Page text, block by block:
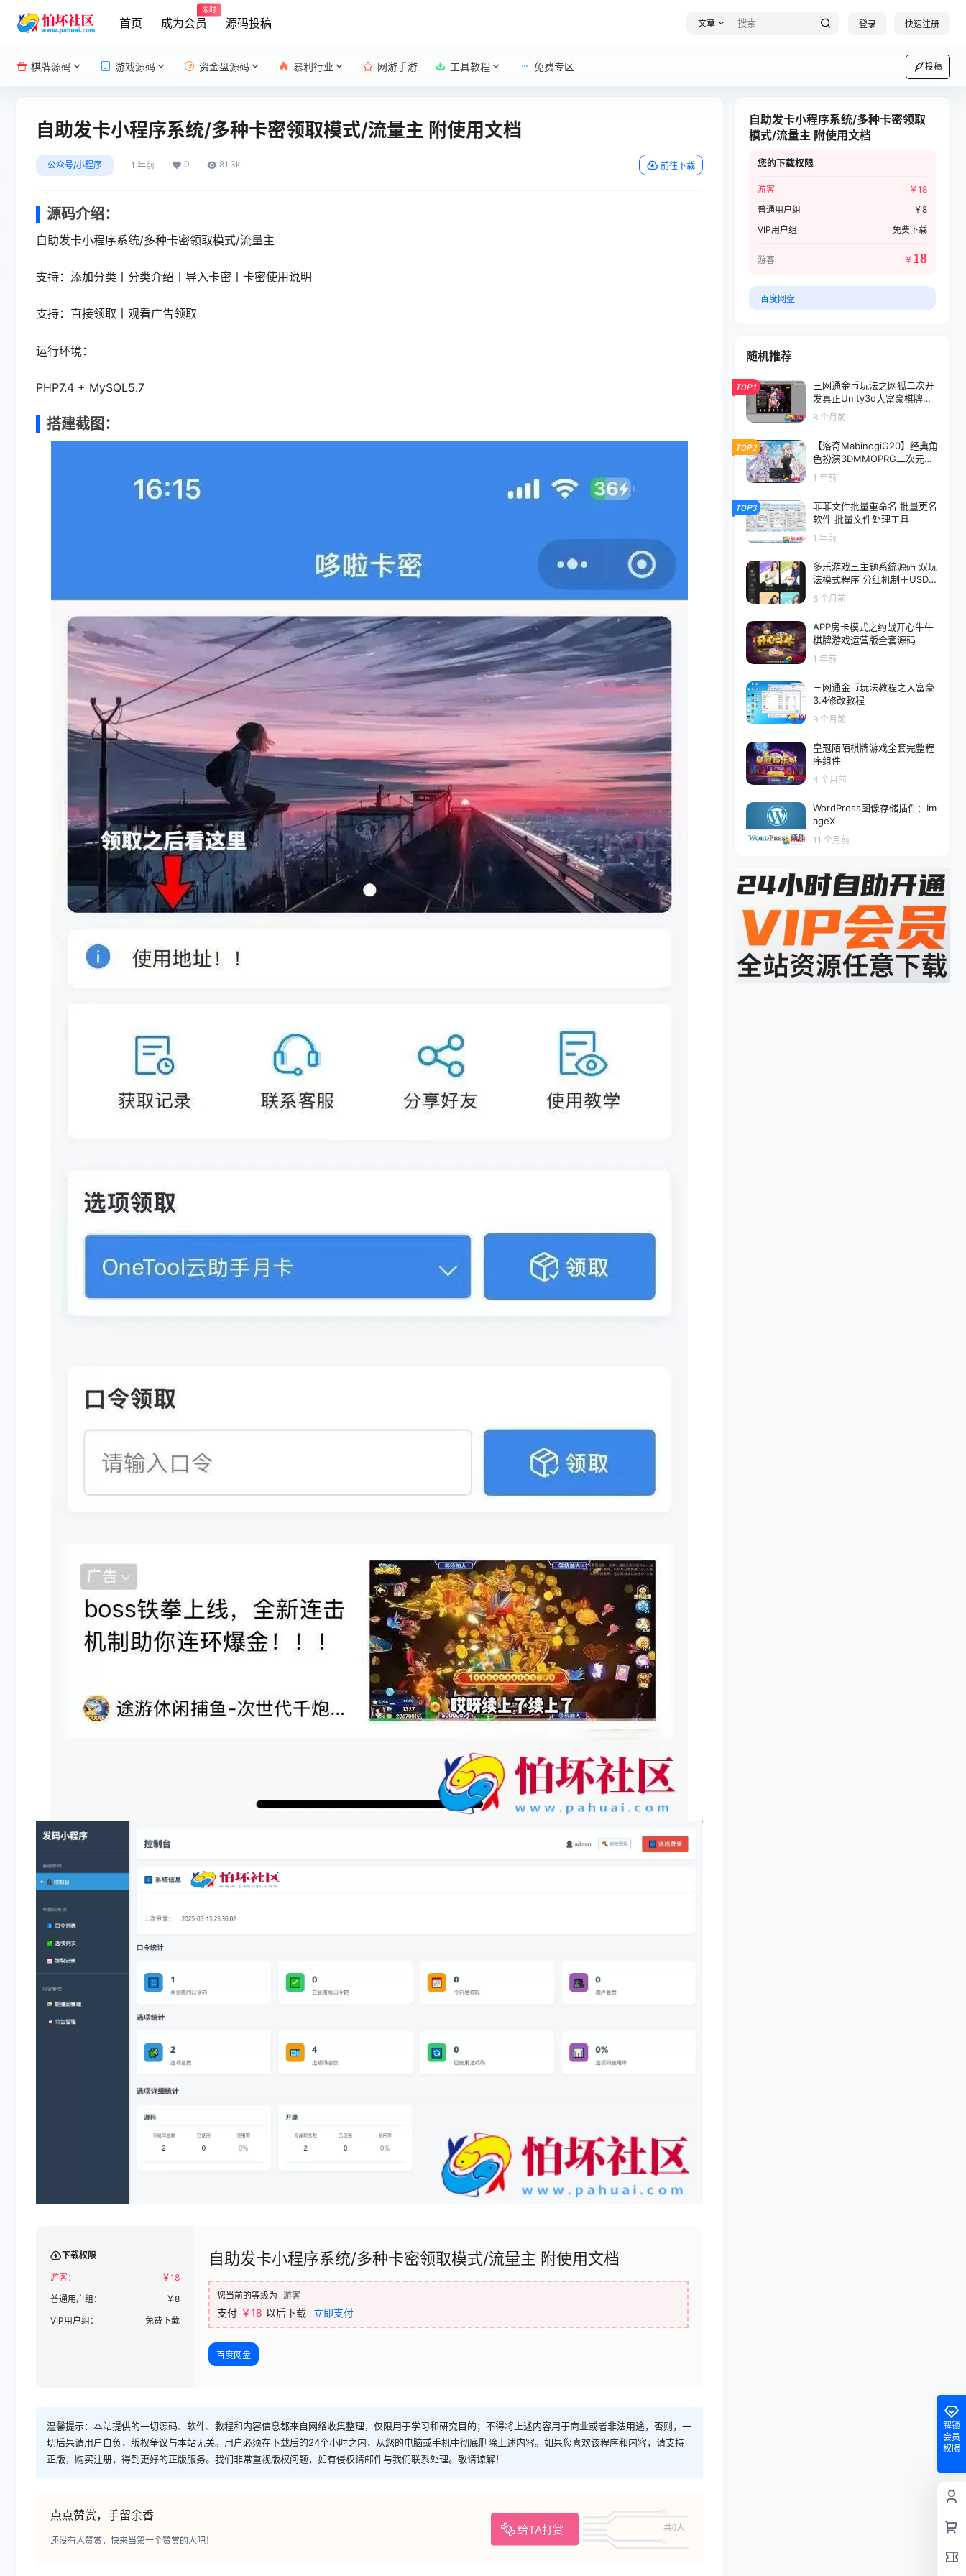
首页 成为会员
限时
源码投稿 文章 登录 快速注册
棋牌源码 游戏源码 资金盘源码 暴利行业 网游手游 工具教程 免费专区 投稿
自助发卡小程序系统/多种卡密领取模式/流量主 附使用文档
公众号/小程序 1 年前 0 81.3k 前往下载
源码介绍：
自助发卡小程序系统/多种卡密领取模式/流量主
支持：添加分类丨分类介绍丨导入卡密丨卡密使用说明
支持：直接领取丨观看广告领取
运行环境：
PHP7.4 + MySQL5.7
搭建截图：
下载权限
游客： ￥18
普通用户组：
￥8
VIP用户组：
免费下载
自助发卡小程序系统/多种卡密领取模式/流量主 附使用文档
您当前的等级为 游客
支付 ￥18 以后下载 立即支付
百度网盘
温馨提示：本站提供的一切源码、软件、教程和内容信息都来自网络收集整理，仅限用于学习和研究目的；不得将上述内容用于商业或者非法用途，否则，一
切后果请用户自负，版权争议与本站无关。用户必须在下载后的24个小时之内，从您的电脑或手机中彻底删除上述内容。如果您喜欢该程序和内容，请支持
正版，购买注册，得到更好的正版服务。我们非常重视版权问题，如有侵权请邮件与我们联系处理。敬请谅解！
点点赞赏，手留余香
给TA打赏 共0人
还没有人赞赏，快来当第一个赞赏的人吧！
自助发卡小程序系统/多种卡密领取
模式/流量主 附使用文档
您的下载权限
游客 ￥18
普通用户组
￥8
VIP用户组
免费下载
游客 ￥ 18
百度网盘
随机推荐
TOP1
三网通金币玩法之网狐二次开
发真正Unity3d大富豪棋牌游
戏全套运营版源码
8 个月前
TOP2
【洛奇MabinogiG20】经典角
色扮演3DMMOPRG二次元卡
通美少女剧情端游-Win服务端
源码架设教程-完整PC客户端-
1 年前
TOP3
菲菲文件批量重命名 批量更名
软件 批量文件处理工具
1 年前
多乐游戏三主题系统源码 双玩
法模式程序 分红机制＋USDT
支付＋后台控杀 附搭建教程
6 个月前
APP房卡模式之约战开心牛牛
棋牌游戏运营版全套源码
1 年前
三网通金币玩法教程之大富豪
3.4修改教程
9 个月前
皇冠陌陌棋牌游戏全套完整程
序组件
4 个月前
WordPress图像存储插件：Im
ageX
11 个月前
解锁
会员
权限